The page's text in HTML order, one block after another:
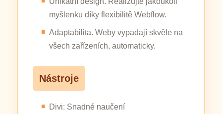
myšlenku díky flexibilitě Webflow.
Adaptabilita. Weby vypadají skvěle na
všech zařízeních, automaticky.
Nástroje
Divi: Snadné naučení